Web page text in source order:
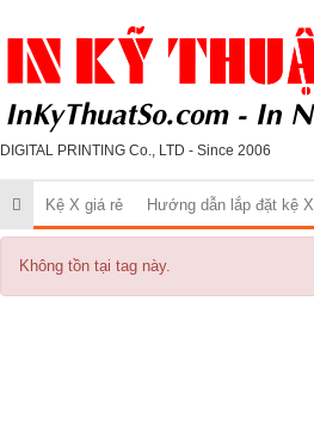
DIGITAL PRINTING Co., LTD - Since 2006
Kệ X giá rẻ Hướng dẫn lắp đặt kệ X
Không tồn tại tag này.